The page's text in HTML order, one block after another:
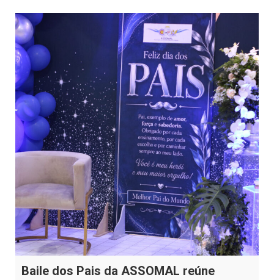
Baile dos Pais da ASSOMAL reúne